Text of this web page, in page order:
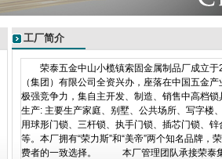
工厂简介
荣泰五金中山小榄镇索固金属制品厂成立于
（集团）有限公司全资兴办，座落在中国五金
极强竞争力，集自主开发、制造、销售中高
生产: 主要生产家庭、别墅、公共场所、写字楼
用球形门锁、三杆锁、执手门锁、插芯门锁、
等。本厂拥有“荣力斯”和“美帝”两个知名品牌，
费者的一致选择。 本厂管理团队承接荣泰集